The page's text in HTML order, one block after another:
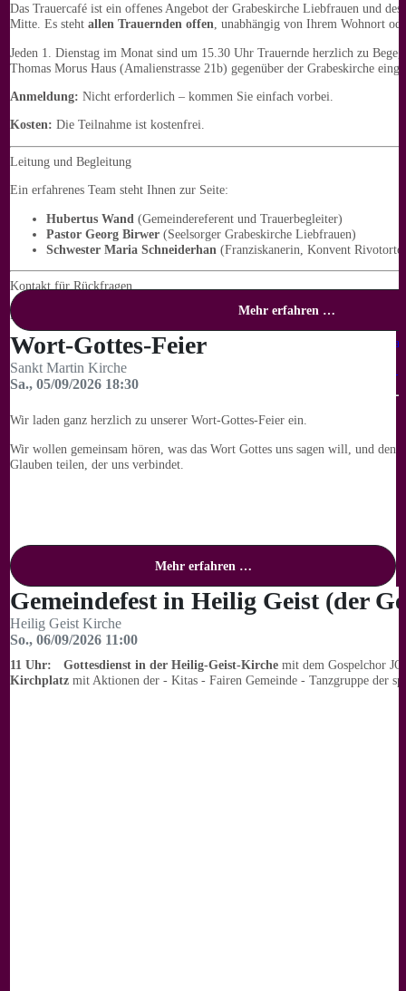
Das Trauercafé ist ein offenes Angebot der Grabeskirche Liebfrauen und
Mitte. Es steht allen Trauernden offen , unabhängig von Ihrem Wohnort
Jeden 1. Dienstag im Monat sind um 15.30 Uhr Trauernde herzlich zu
Thomas Morus Haus (Amalienstrasse 21b) gegenüber der Grabeskirche
Anmeldung: Nicht erforderlich – kommen Sie einfach vorbei.
Kosten: Die Teilnahme ist kostenfrei.
Leitung und Begleitung
Ein erfahrenes Team steht Ihnen zur Seite:
Hubertus Wand (Gemeindereferent und Trauerbegleiter)
Pastor Georg Birwer (Seelsorger Grabeskirche Liebfrauen)
Schwester Maria Schneiderhan (Franziskanerin, Konvent
Kontakt für Rückfragen
Bei Fragen wenden Sie sich gerne an:
Pfarrbüro Sankt Johannes Baptist:
dortmund.de
Grabeskirche Liebfrauen:
info@grabeskirche-
Mehr erfahren …
Wort-Gottes-Feier
Sankt Martin Kirche
Sa., 05/09/2026 18:30
Wir laden ganz herzlich zu unserer Wort-Gottes-Feier ein.
Wir wollen gemeinsam hören, was das Wort Gottes uns sagen will, und den
Glauben teilen, der uns verbindet.
Mehr erfahren …
Gemeindefest in Heilig Geist (der
Heilig Geist Kirche
So., 06/09/2026 11:00
11 Uhr: Gottesdienst in der Heilig-Geist-Kirche mit dem Gospelchor
Kirchplatz mit Aktionen der - Kitas - Fairen Gemeinde - Tanzgruppe der